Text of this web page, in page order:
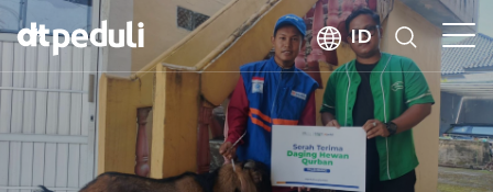
CARI
kebaikan
ID